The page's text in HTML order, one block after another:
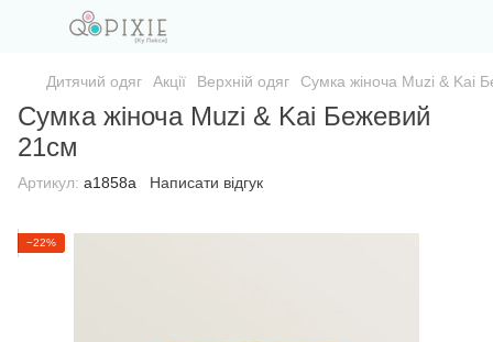
Дитячий одяг Акції Верхній одяг Сумка жіноча Muzi & Kai
Сумка жіноча Muzi & Kai Бежевий
21см
Артикул: а1858а Написати відгук
−22%